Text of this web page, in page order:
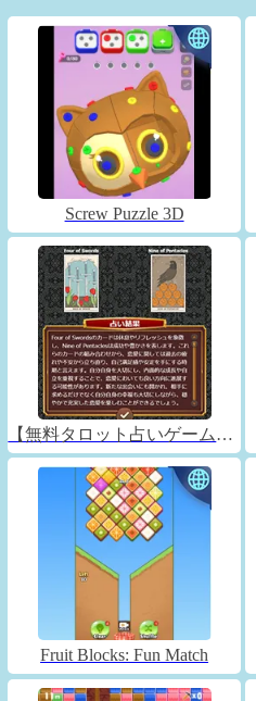
Screw Puzzle 3D
【無料タロット占いゲーム】フォーチュンコネクト
Fruit Blocks: Fun Match